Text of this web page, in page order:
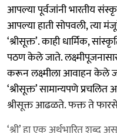
आपल्या पूर्वजांनी भारतीय
आपल्या हाती सोपवली,
‘श्रीसूक्त’. काही धार्मिक,
पठण केले जाते.
करून लक्ष्मीला आवाहन केले
‘श्रीसूक्त’ सामान्यपणे
श्रीसूक्त आढळते. फक्त ते फारसे